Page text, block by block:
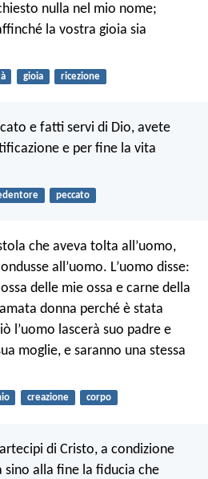
nulla nel mio nome;
la vostra gioia sia
gioia ricezione
e fatti servi di Dio, avete
e per fine la vita
peccato
che aveva tolta all’uomo,
all’uomo. L’uomo disse:
delle mie ossa e carne della
donna perché è stata
l’uomo lascerà suo padre e
moglie, e saranno una stessa
creazione corpo
di Cristo, a condizione
alla fine la fiducia che